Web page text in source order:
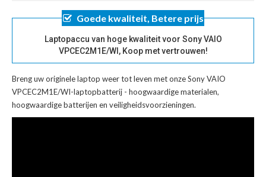
Goede kwaliteit, Betere prijs
Laptopaccu van hoge kwaliteit voor Sony VAIO
VPCEC2M1E/WI, Koop met vertrouwen!
Breng uw originele laptop weer tot leven met onzeSony VAIO
VPCEC2M1E/WI-laptopbatterij - hoogwaardige materialen,
hoogwaardige batterijen en veiligheidsvoorzieningen.